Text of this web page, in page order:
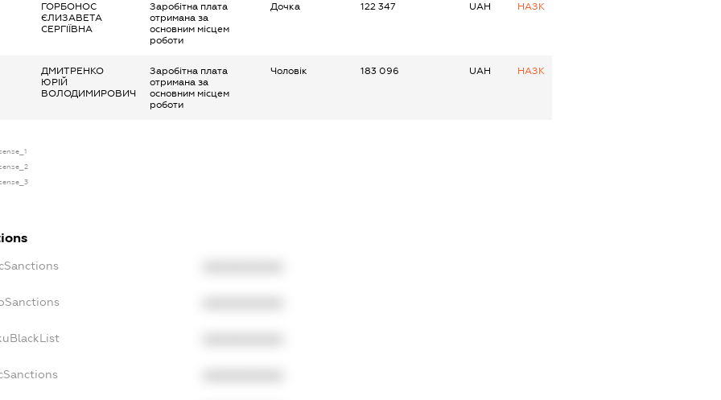
ГОРБОНОС
ЄЛИЗАВЕТА
СЕРГІЇВНА
Заробітна плата
отримана за
основним місцем
роботи
Дочка 122 347 UAH НАЗК
ДМИТРЕНКО
ЮРІЙ
ВОЛОДИМИРОВИЧ
Заробітна плата
отримана за
основним місцем
роботи
Чоловік 183 096 UAH НАЗК